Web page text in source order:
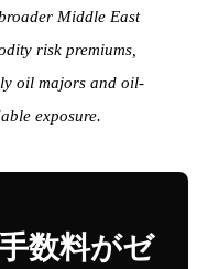
Middle East
risk premiums,
oil majors and oil-
exposure.
数料がゼ